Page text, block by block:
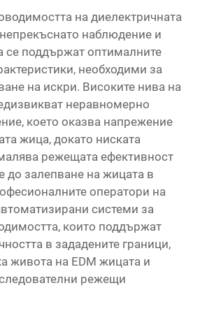
на диелектричната
наблюдение и
се поддържат оптималните
необходими за
на искри. Високите нива на
неравномерно
което оказва напрежение
жица, докато ниската
режещата ефективност
до залепване на жицата в
оператори на
системи за
които поддържат
в зададените граници,
живота на EDM жицата и
режещи